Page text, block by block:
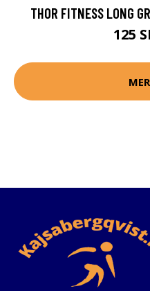
THOR FITNESS LONG
125